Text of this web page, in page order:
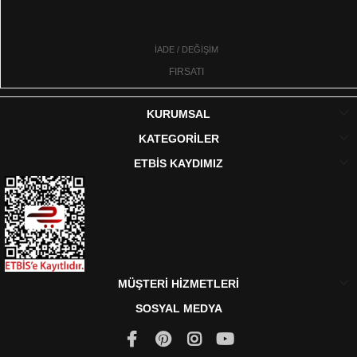
İADE / DEĞİŞİM
FIRSATI
KURUMSAL
KATEGORİLER
ETBİS KAYDIMIZ
MÜŞTERİ HİZMETLERİ
SOSYAL MEDYA